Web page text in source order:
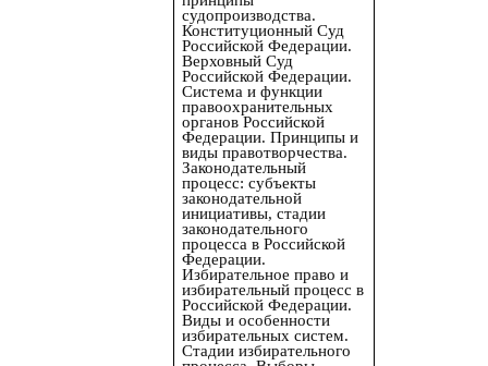
судопроизводства.
Конституционный Суд
Российской Федерации.
Верховный Суд
Российской Федерации.
Система и функции
правоохранительных
органов Российской
Федерации. Принципы и
виды правотворчества.
Законодательный
процесс: субъекты
законодательной
инициативы, стадии
законодательного
процесса в Российской
Федерации.
Избирательное право и
избирательный процесс в
Российской Федерации.
Виды и особенности
избирательных систем.
Стадии избирательного